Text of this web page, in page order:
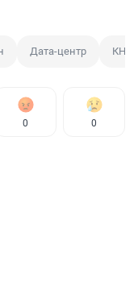
Дата-центр КНР
0 0